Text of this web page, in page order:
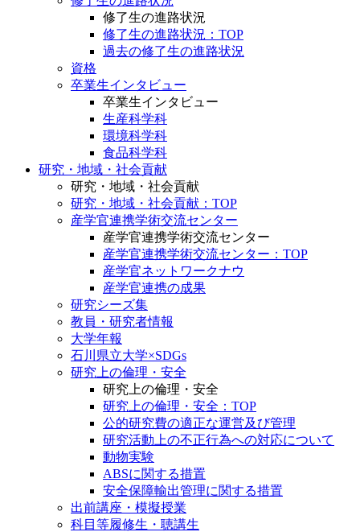
修了生の進路状況
修了生の進路状況：TOP
過去の修了生の進路状況
資格
卒業生インタビュー
卒業生インタビュー
生産科学科
環境科学科
食品科学科
研究・地域・社会貢献
研究・地域・社会貢献
研究・地域・社会貢献：TOP
産学官連携学術交流センター
産学官連携学術交流センター
産学官連携学術交流センター：TOP
産学官ネットワークナウ
産学官連携の成果
研究シーズ集
教員・研究者情報
大学年報
石川県立大学×SDGs
研究上の倫理・安全
研究上の倫理・安全
研究上の倫理・安全：TOP
公的研究費の適正な運営及び管理
研究活動上の不正行為への対応について
動物実験
ABSに関する措置
安全保障輸出管理に関する措置
出前講座・模擬授業
科目等履修生・聴講生